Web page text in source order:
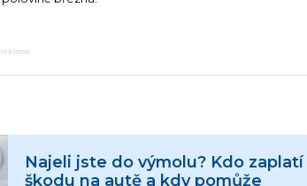
reklama
Najeli jste do výmolu? Kdo zaplatí
škodu na autě a kdy pomůže